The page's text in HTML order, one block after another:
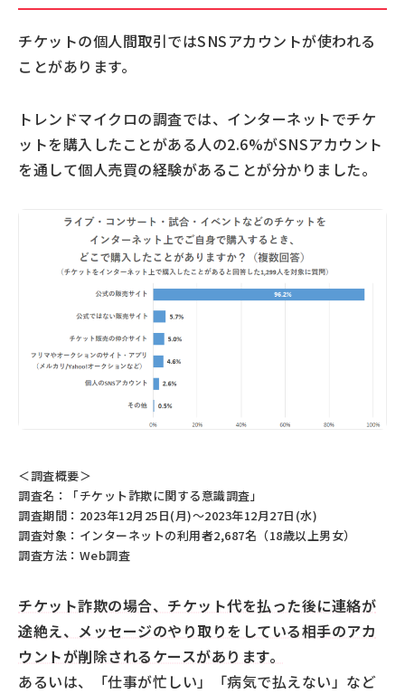
チケットの個人間取引ではSNSアカウントが使われる
ことがあります。
トレンドマイクロの調査では、インターネットでチケ
ットを購入したことがある人の2.6%がSNSアカウント
を通して個人売買の経験があることが分かりました。
＜調査概要＞
調査名：「チケット詐欺に関する意識調査」
調査期間：2023年12月25日(月)～2023年12月27日(水)
調査対象：インターネットの利用者2,687名（18歳以上男女）
調査方法：Web調査
チケット詐欺の場合、チケット代を払った後に連絡が
途絶え、メッセージのやり取りをしている相手のアカ
ウントが削除されるケースがあります。
あるいは、「仕事が忙しい」「病気で払えない」など